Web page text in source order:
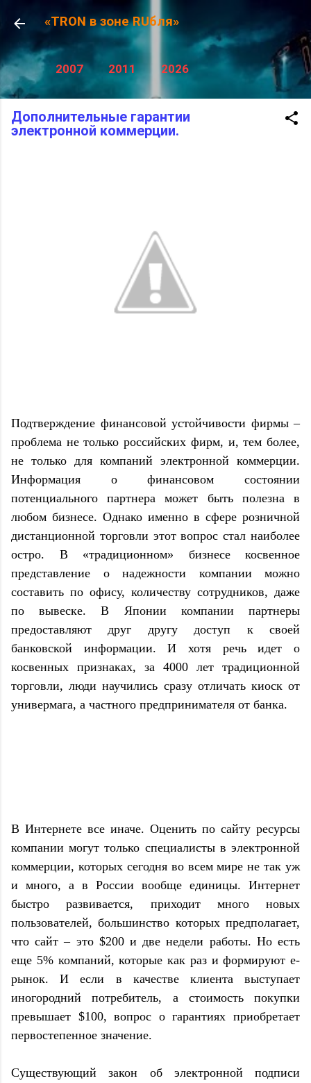
К основному контенту
«TRON в зоне RUбля»
2007 2011 2026
Дополнительные гарантии
электронной коммерции.
Подтверждение финансовой устойчивости фирмы –
проблема не только российских фирм, и, тем более,
не только для компаний электронной коммерции.
Информация о финансовом состоянии
потенциального партнера может быть полезна в
любом бизнесе. Однако именно в сфере розничной
дистанционной торговли этот вопрос стал наиболее
остро. В «традиционном» бизнесе косвенное
представление о надежности компании можно
составить по офису, количеству сотрудников, даже
по вывеске. В Японии компании партнеры
предоставляют друг другу доступ к своей
банковской информации. И хотя речь идет о
косвенных признаках, за 4000 лет традиционной
торговли, люди научились сразу отличать киоск от
универмага, а частного предпринимателя от банка.
В Интернете все иначе. Оценить по сайту ресурсы
компании могут только специалисты в электронной
коммерции, которых сегодня во всем мире не так уж
и много, а в России вообще единицы. Интернет
быстро развивается, приходит много новых
пользователей, большинство которых предполагает,
что сайт – это $200 и две недели работы. Но есть
еще 5% компаний, которые как раз и формируют е-
рынок. И если в качестве клиента выступает
иногородний потребитель, а стоимость покупки
превышает $100, вопрос о гарантиях приобретает
первостепенное значение.
Существующий закон об электронной подписи